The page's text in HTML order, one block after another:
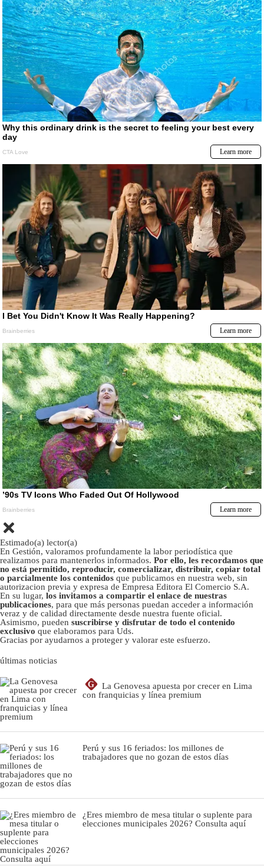
Estimado(a) lector(a)
En Gestión, valoramos profundamente la labor periodística que
realizamos para mantenerlos informados. Por ello, les recordamos que
no está permitido, reproducir, comercializar, distribuir, copiar total
o parcialmente los contenidos que publicamos en nuestra web, sin
autorizacion previa y expresa de Empresa Editora El Comercio S.A.
En su lugar, los invitamos a compartir el enlace de nuestras
publicaciones, para que más personas puedan acceder a información
veraz y de calidad directamente desde nuestra fuente oficial.
Asimismo, pueden suscribirse y disfrutar de todo el contenido
exclusivo que elaboramos para Uds.
Gracias por ayudarnos a proteger y valorar este esfuerzo.
últimas noticias
G
La Genovesa apuesta por crecer en Lima
con franquicias y línea premium
Perú y sus 16 feriados: los millones de
trabajadores que no gozan de estos días
¿Eres miembro de mesa titular o suplente para
elecciones municipales 2026? Consulta aquí